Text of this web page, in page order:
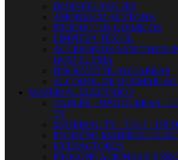
DESINFECTANTES
AMONIACO ACETONA
PRODUCTOS QUIMICOS
LIMPIEZA TEXTIL
ACCESORIOS SANITARIO
HOSTELERIA
DISOLVENTE-AGUARRAS
ALCOHOL DE QUEMAR-
MATERIAL ELECTRICO
CABLES - MANGUERAS -
TV
MATERIAL TV - TELF -
PEQUEÑO MATERIAL
EXTRACTORES
PROLONGACIONES Y